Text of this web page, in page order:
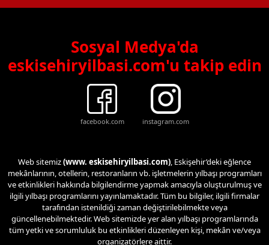
Sosyal Medya'da
eskisehiryilbasi.com'u takip edin
facebook.com instagram.com
Web sitemiz(www. eskisehiryilbasi.com), Eskişehir’deki eğlence
mekânlarının, otellerin, restoranların vb. işletmelerin yılbaşı programları
ve etkinlikleri hakkında bilgilendirme yapmak amacıyla oluşturulmuş ve
ilgili yılbaşı programlarını yayınlamaktadır. Tüm bu bilgiler, ilgili firmalar
tarafından istenildiği zaman değiştirilebilmekte veya
güncellenebilmektedir. Web sitemizde yer alan yılbaşı programlarında
tüm yetki ve sorumluluk bu etkinlikleri düzenleyen kişi, mekân ve/veya
organizatörlere aittir.